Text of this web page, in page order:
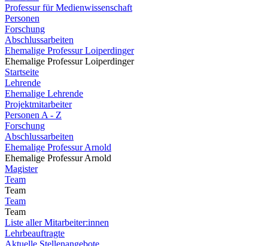
Professur für Medienwissenschaft
Personen
Forschung
Abschlussarbeiten
Ehemalige Professur Loiperdinger
Ehemalige Professur Loiperdinger
Startseite
Lehrende
Ehemalige Lehrende
Projektmitarbeiter
Personen A - Z
Forschung
Abschlussarbeiten
Ehemalige Professur Arnold
Ehemalige Professur Arnold
Magister
Team
Team
Team
Team
Liste aller Mitarbeiter:innen
Lehrbeauftragte
Aktuelle Stellenangebote